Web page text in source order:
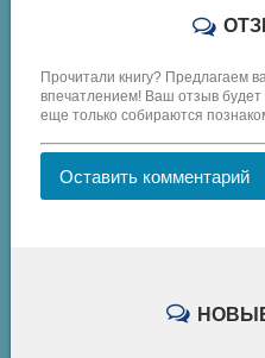
Прочитали книгу? Предлагаем
впечатлением! Ваш отзыв
еще только собираются
Оставить комментарий